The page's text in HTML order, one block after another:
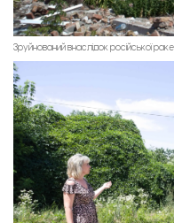
Зруйнований внаслідок російської